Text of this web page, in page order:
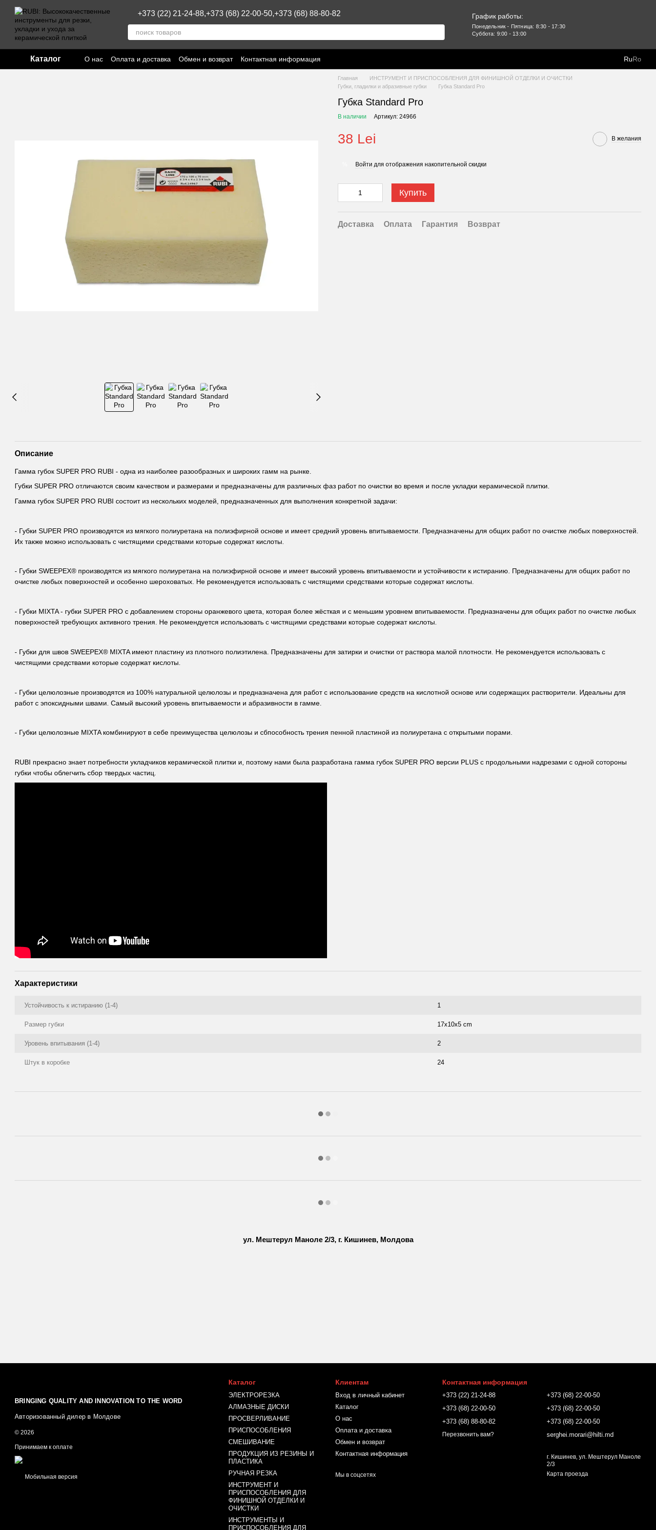
Перейти к основному контенту
+373 (22) 21-24-88,+373 (68) 22-00-50,+373 (68) 88-80-82 График работы:
Понедельник - Пятница: 8:30 - 17:30
Суббота: 9:00 - 13:00
Каталог О нас Оплата и доставка Обмен и возврат Контактная информация RuRo
Главная
ИНСТРУМЕНТ И ПРИСПОСОБЛЕНИЯ ДЛЯ ФИНИШНОЙ ОТДЕЛКИ И ОЧИСТКИ
Губки, гладилки и абразивные губки
Губка Standard Pro
Губка Standard Pro
В наличии Артикул: 24966
38 Lei В желания
Войти для отображения накопительной скидки
Купить
Доставка Оплата Гарантия Возврат
Описание
Гамма губок SUPER PRO RUBI - одна из наиболее разообразных и широких гамм на рынке.
Губки SUPER PRO отличаются своим качеством и размерами и предназначены для различных фаз работ по очистки во время и после укладки керамической плитки.
Гамма губок SUPER PRO RUBI состоит из нескольких моделей, предназначенных для выполнения конкретной задачи:
- Губки SUPER PRO производятся из мягкого полиуретана на полиэфирной основе и имеет средний уровень впитываемости. Предназначены для общих работ по очистке любых поверхностей.
Их также можно использовать с чистящими средствами которые содержат кислоты.
- Губки SWEEPEX® производятся из мягкого полиуретана на полиэфирной основе и имеет высокий уровень впитываемости и устойчивости к истиранию. Предназначены для общих работ по
очистке любых поверхностей и особенно шероховатых. Не рекомендуется использовать с чистящими средствами которые содержат кислоты.
- Губки MIXTA - губки SUPER PRO с добавлением стороны оранжевого цвета, которая более жёсткая и с меньшим уровнем впитываемости. Предназначены для общих работ по очистке любых
поверхностей требующих активного трения. Не рекомендуется использовать с чистящими средствами которые содержат кислоты.
- Губки для швов SWEEPEX® MIXTA имеют пластину из плотного полиэтилена. Предназначены для затирки и очистки от раствора малой плотности. Не рекомендуется использовать с
чистящими средствами которые содержат кислоты.
- Губки целюлозные производятся из 100% натуральной целюлозы и предназначена для работ с использование средств на кислотной основе или содержащих растворители. Идеальны для
работ с эпоксидными швами. Самый высокий уровень впитываемости и абразивности в гамме.
- Губки целюлозные MIXTA комбинируют в себе преимущества целюлозы и сбпособность трения пенной пластиной из полиуретана с открытыми порами.
RUBI прекрасно знает потребности укладчиков керамической плитки и, поэтому нами была разработана гамма губок SUPER PRO версии PLUS с продольными надрезами с одной сотороны
губки чтобы облегчить сбор твердых частиц.
Характеристики
Устойчивость к истиранию (1-4) 1
Размер губки 17x10x5 cm
Уровень впитывания (1-4) 2
Штук в коробке 24
ул. Мештерул Маноле 2/3, г. Кишинев, Молдова
BRINGING QUALITY AND INNOVATION TO THE WORD
Авторизованный дилер в Молдове
© 2026
Принимаем к оплате
Мобильная версия
Каталог
ЭЛЕКТРОРЕЗКА
АЛМАЗНЫЕ ДИСКИ
ПРОСВЕРЛИВАНИЕ
ПРИСПОСОБЛЕНИЯ
СМЕШИВАНИЕ
ПРОДУКЦИЯ ИЗ РЕЗИНЫ И
ПЛАСТИКА
РУЧНАЯ РЕЗКА
ИНСТРУМЕНТ И
ПРИСПОСОБЛЕНИЯ ДЛЯ
ФИНИШНОЙ ОТДЕЛКИ И
ОЧИСТКИ
ИНСТРУМЕНТЫ И
ПРИСПОСОБЛЕНИЯ ДЛЯ
Клиентам
Вход в личный кабинет
Каталог
О нас
Оплата и доставка
Обмен и возврат
Контактная информация
Мы в соцсетях
Контактная информация
+373 (22) 21-24-88
+373 (68) 22-00-50
+373 (68) 88-80-82
Перезвонить вам?
+373 (68) 22-00-50
+373 (68) 22-00-50
+373 (68) 22-00-50
serghei.morari@hilti.md
г. Кишинев, ул. Мештерул Маноле
2/3
Карта проезда